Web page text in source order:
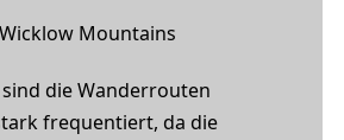
die Wanderrouten
frequentiert, da die